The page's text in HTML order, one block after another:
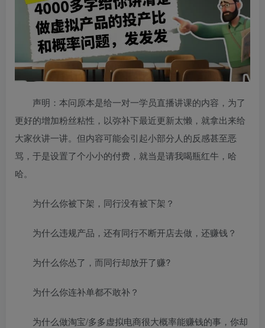
声明：本问原本是给一对一学员直播讲课的内容，为了
更好的增加粉丝粘性，以弥补下最近更新太懒，就拿出来给
大家伙讲一讲。但内容可能会引起小部分人的反感甚至恶
骂，于是设置了个小小的付费，就当是请我喝瓶红牛，哈
哈。
为什么你被下架，同行没有被下架？
为什么违规产品，还有同行不断开店去做，还赚钱？
为什么你怂了，而同行却放开了赚?
为什么你连补单都不敢补？
为什么做淘宝/多多虚拟电商很大概率能赚钱的事，你却